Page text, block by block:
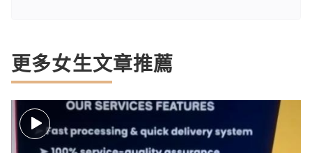
更多女生文章推薦